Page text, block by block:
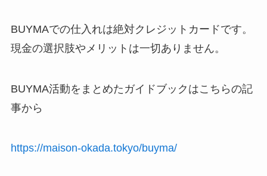
BUYMAでの仕入れは絶対クレジットカードです。
現金の選択肢やメリットは一切ありません。
BUYMA活動をまとめたガイドブックはこちらの記
事から
https://maison-okada.tokyo/buyma/